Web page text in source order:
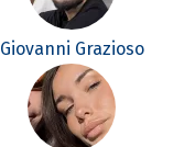
Giovanni Grazioso